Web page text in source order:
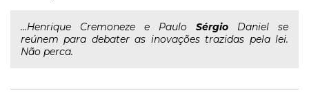
...Henrique Cremoneze e Paulo Sérgio Daniel se
reúnem para debater as inovações trazidas pela lei.
Não perca.